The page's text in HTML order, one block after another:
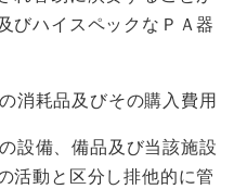
びハイスペックなＰＡ器
消耗品及びその購入費用
設備、備品及び当該施設
活動と区分し排他的に管